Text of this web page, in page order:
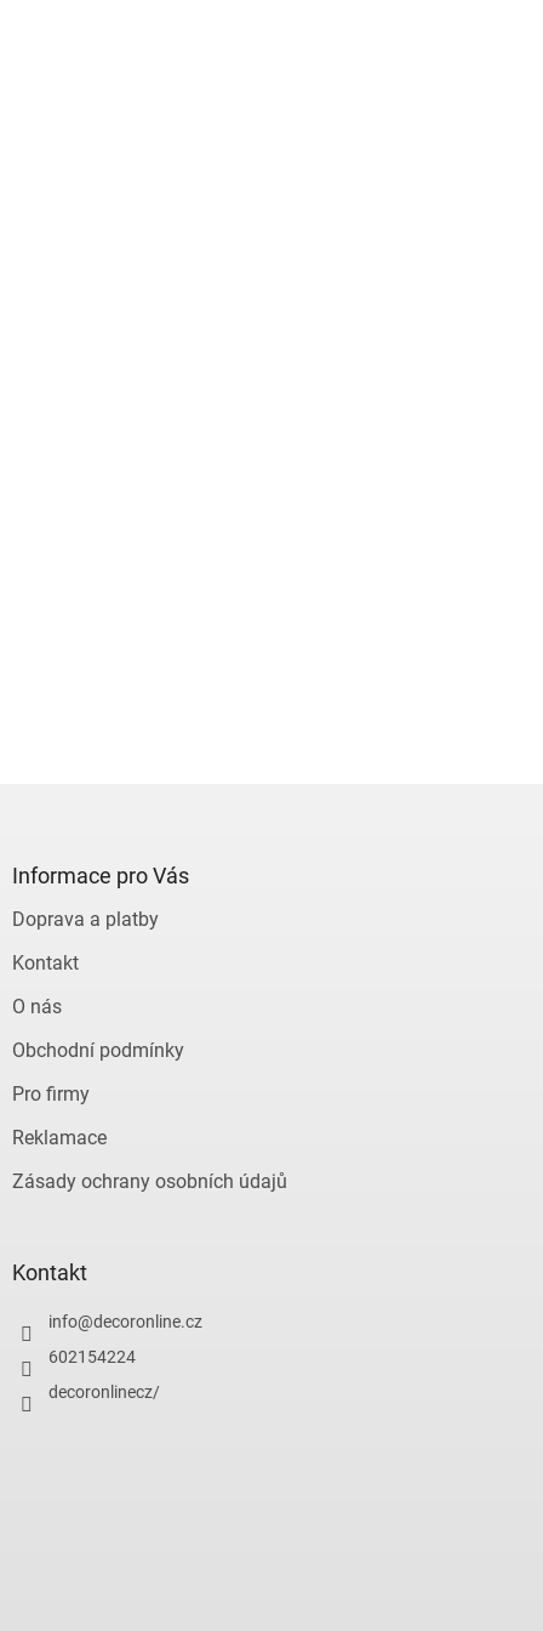
Informace pro Vás
Doprava a platby
Kontakt
O nás
Obchodní podmínky
Pro firmy
Reklamace
Zásady ochrany osobních údajů
Kontakt
info@decoronline.cz
602154224
decoronlinecz/